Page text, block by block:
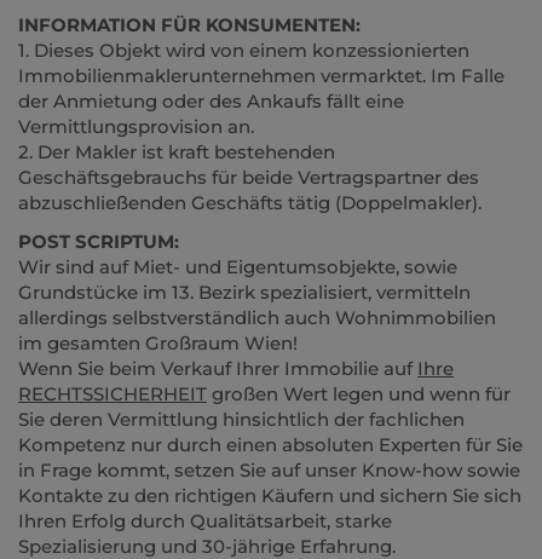
INFORMATION FÜR KONSUMENTEN:
1. Dieses Objekt wird von einem konzessionierten
Immobilienmaklerunternehmen vermarktet. Im Falle
der Anmietung oder des Ankaufs fällt eine
Vermittlungsprovision an.
2. Der Makler ist kraft bestehenden
Geschäftsgebrauchs für beide Vertragspartner des
abzuschließenden Geschäfts tätig (Doppelmakler).
POST SCRIPTUM:
Wir sind auf Miet- und Eigentumsobjekte, sowie
Grundstücke im 13. Bezirk spezialisiert, vermitteln
allerdings selbstverständlich auch Wohnimmobilien
im gesamten Großraum Wien!
Wenn Sie beim Verkauf Ihrer Immobilie auf Ihre
RECHTSSICHERHEIT großen Wert legen und wenn für
Sie deren Vermittlung hinsichtlich der fachlichen
Kompetenz nur durch einen absoluten Experten für Sie
in Frage kommt, setzen Sie auf unser Know-how sowie
Kontakte zu den richtigen Käufern und sichern Sie sich
Ihren Erfolg durch Qualitätsarbeit, starke
Spezialisierung und 30-jährige Erfahrung.